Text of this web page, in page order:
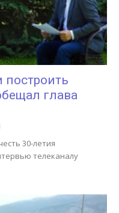
глава
30-летия
телеканалу